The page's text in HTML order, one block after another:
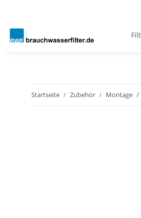
Startseite Zubehör Montage